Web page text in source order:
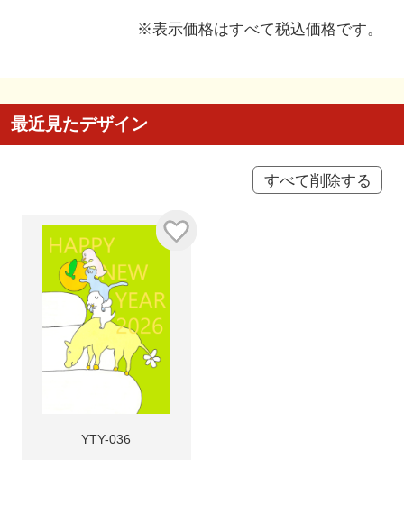
※表示価格はすべて税込価格です。
最近見たデザイン
すべて削除する
YTY-036